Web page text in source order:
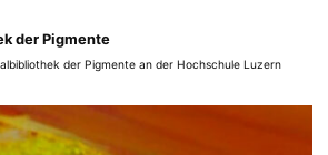
der Pigmente
der Pigmente an der Hochschule Luzern